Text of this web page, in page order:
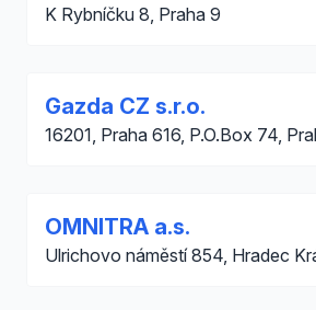
K Rybníčku 8, Praha 9
Gazda CZ s.r.o.
16201, Praha 616, P.O.Box 74,
OMNITRA a.s.
Ulrichovo náměstí 854, Hradec